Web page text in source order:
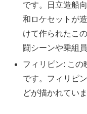
です。日立造船
和ロケセットが
けて作られたこ
闘シーンや乗組
フィリピン: この
です。フィリピ
どが描かれていま